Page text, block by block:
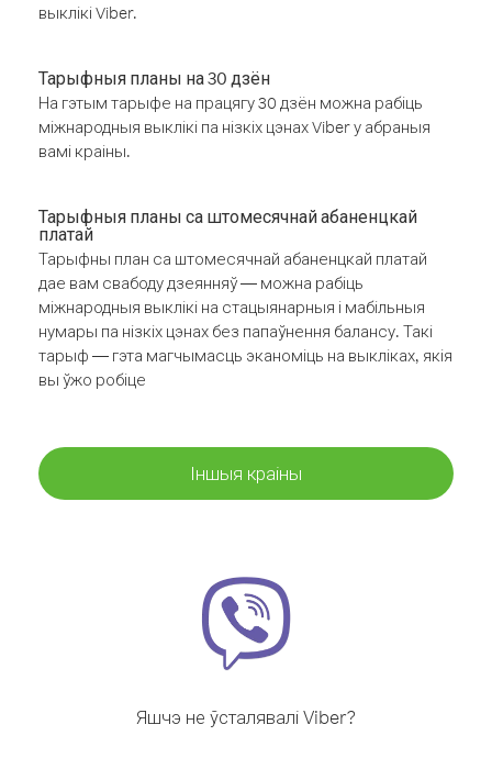
выклікі Viber.
Тарыфныя планы на 30 дзён
На гэтым тарыфе на працягу 30 дзён можна рабіць
міжнародныя выклікі па нізкіх цэнах Viber у абраныя
вамі краіны.
Тарыфныя планы са штомесячнай абаненцкай
платай
Тарыфны план са штомесячнай абаненцкай платай
дае вам свабоду дзеянняў — можна рабіць
міжнародныя выклікі на стацыянарныя і мабільныя
нумары па нізкіх цэнах без папаўнення балансу. Такі
тарыф — гэта магчымасць эканоміць на выкліках, якія
вы ўжо робіце
Іншыя краіны
Яшчэ не ўсталявалі Viber?